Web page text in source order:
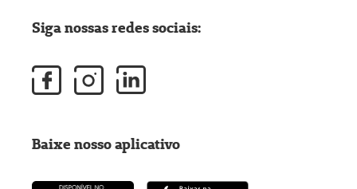
Siga nossas redes sociais:
Baixe nosso aplicativo